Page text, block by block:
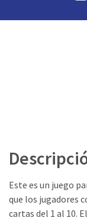
Este es un juego
que los jugadores
cartas del 1 al 10.